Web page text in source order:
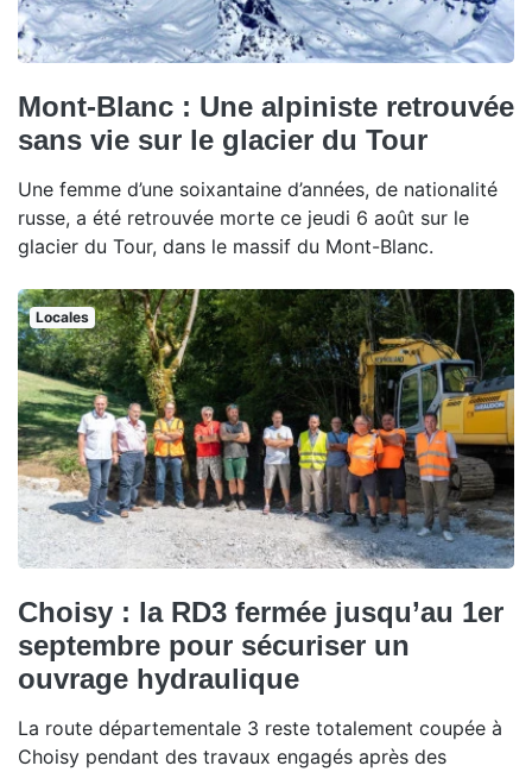
Mont-Blanc : Une alpiniste retrouvée
sans vie sur le glacier du Tour
Une femme d’une soixantaine d’années, de nationalité
russe, a été retrouvée morte ce jeudi 6 août sur le
glacier du Tour, dans le massif du Mont-Blanc.
Locales
Choisy : la RD3 fermée jusqu’au 1er
septembre pour sécuriser un
ouvrage hydraulique
La route départementale 3 reste totalement coupée à
Choisy pendant des travaux engagés après des